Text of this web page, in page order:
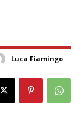
Luca Fiamingo